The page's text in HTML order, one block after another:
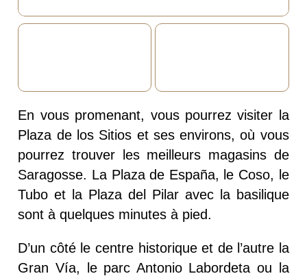
En vous promenant, vous pourrez visiter la
Plaza de los Sitios et ses environs, où vous
pourrez trouver les meilleurs magasins de
Saragosse. La Plaza de España, le Coso, le
Tubo et la Plaza del Pilar avec la basilique
sont à quelques minutes à pied.
D’un côté le centre historique et de l’autre la
Gran Vía, le parc Antonio Labordeta ou la